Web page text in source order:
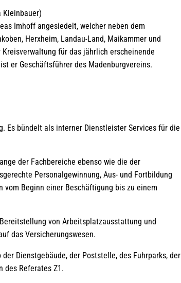
Kleinbauer)
Imhoff angesiedelt, welcher neben dem
Herxheim, Landau-Land, Maikammer und
für das jährlich erscheinende
er Geschäftsführer des Madenburgvereins.
Es bündelt als interner Dienstleister Services für die
der Fachbereiche ebenso wie die der
Personalgewinnung, Aus- und Fortbildung
Beginn einer Beschäftigung bis zu einem
von Arbeitsplatzausstattung und
das Versicherungswesen.
Dienstgebäude, der Poststelle, des Fuhrparks, der
des Referates Z1.